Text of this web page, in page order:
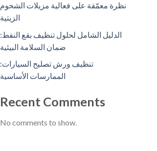
نظرة معمّقة على فعالية مزيلات الشحوم
الزيتية
الدليل الشامل لحلول تنظيف بقع النفط:
ضمان السلامة البيئية
تنظيف ورش تصليح السيارات:
الممارسات الأساسية
Recent Comments
No comments to show.